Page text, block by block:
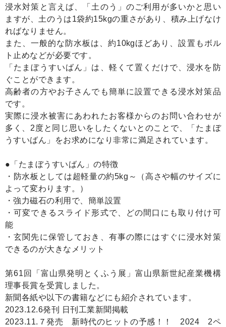
浸水対策と言えば、「土のう」のご利用が多いかと思い
ますが、土のうは1袋約15kgの重さがあり、積み上げなけ
ればなりません。
また、一般的な防水板は、約10kgほどあり、設置もボル
ト止めなどが必要です。
「たまぼうすいばん」は、軽くて置くだけで、浸水を防
ぐことができます。
高齢者の方やお子さんでも簡単に設置できる浸水対策品
です。
実際に浸水被害にあわれたお客様からのお問い合わせが
多く、2度と同じ思いをしたくないとのことで、「たまぼ
うすいばん」をお求めになり非常に満足されています。
●「たまぼうすいばん」の特徴
・防水板としては超軽量の約5kg～（高さや幅のサイズに
よって変わります。）
・強力磁石の利用で、簡単設置
・可変できるスライド形式で、どの間口にも取り付け可
能
・玄関先に保管しておき、有事の際にはすぐに浸水対策
できるのが大きなメリット
第61回「富山県発明とくふう展」富山県新世紀産業機構
理事長賞を受賞しました。
新聞各紙や以下の書籍などにも紹介されています。
2023.12.6発刊 日刊工業新聞掲載
2023.11.７発売 新時代のヒットの予感！！ 2024 2ペ